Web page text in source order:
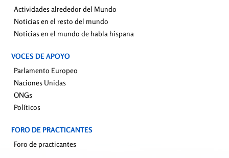
Actividades alrededor del Mundo
Noticias en el resto del mundo
Noticias en el mundo de habla hispana
VOCES DE APOYO
Parlamento Europeo
Naciones Unidas
ONGs
Políticos
FORO DE PRACTICANTES
Foro de practicantes